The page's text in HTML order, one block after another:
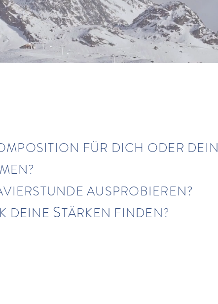
FÜR DICH ODER DEIN
AUSPROBIEREN?
DEINE STÄRKEN FINDEN?